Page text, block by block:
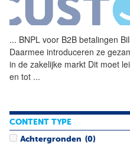
... BNPL voor B2B betalingen
Daarmee introduceren ze
in de zakelijke markt Dit moet
en tot ...
CONTENT TYPE
Achtergronden (0)